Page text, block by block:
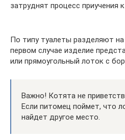
затруднят процесс приучения
По типу туалеты разделяют
первом случае изделие
или прямоугольный лоток с
Важно! Котята не
Если питомец поймет, что
найдет другое место.